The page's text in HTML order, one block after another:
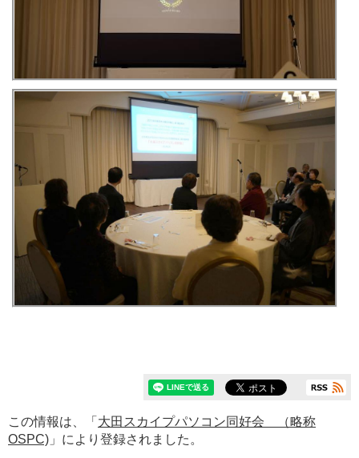
この情報は、「 大田スカイプパソコン同好会 （略称
OSPC) 」により登録されました。